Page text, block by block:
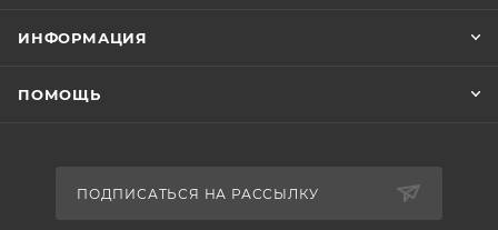
ИНФОРМАЦИЯ
ПОМОЩЬ
ПОДПИСАТЬСЯ НА РАССЫЛКУ